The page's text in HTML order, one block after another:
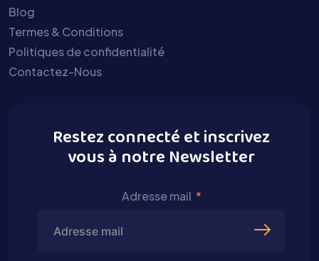
Blog
Termes & Conditions
Politiques de confidentialité
Contactez-Nous
Restez connecté et inscrivez
vous à notre Newsletter
Adresse mail